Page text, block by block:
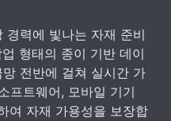
경력에 빛나는 자재 준비
형태의 종이 기반 데이
전반에 걸쳐 실시간 가
프트웨어, 모바일 기기
여 자재 가용성을 보장합